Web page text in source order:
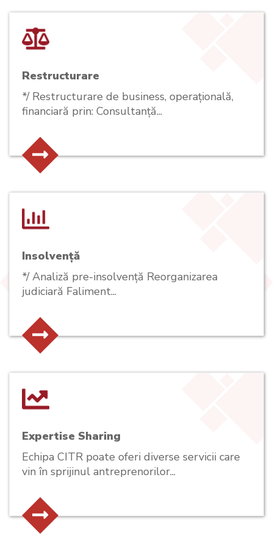
Restructurare
*/ Restructurare de business, operațională,
financiară prin: Consultanță...
Insolvență
*/ Analiză pre-insolvență Reorganizarea
judiciară Faliment...
Expertise Sharing
Echipa CITR poate oferi diverse servicii care
vin în sprijinul antreprenorilor...